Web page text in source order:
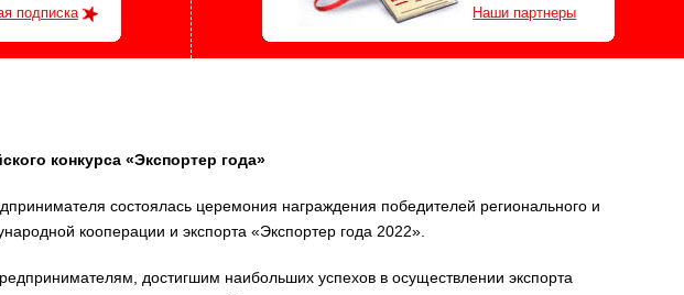
подписка
Наши партнеры
конкурса «Экспортер года»
состоялась церемония награждения победителей регионального и
кооперации и экспорта «Экспортер года 2022».
достигшим наибольших успехов в осуществлении экспорта